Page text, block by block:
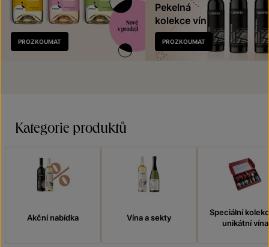
Nově
v prodeji
PROZKOUMAT
Pekelná
kolekce vín
PROZKOUMAT
Kategorie produktů
Akční nabídka Vína a sekty
Speciální
unikátní vína